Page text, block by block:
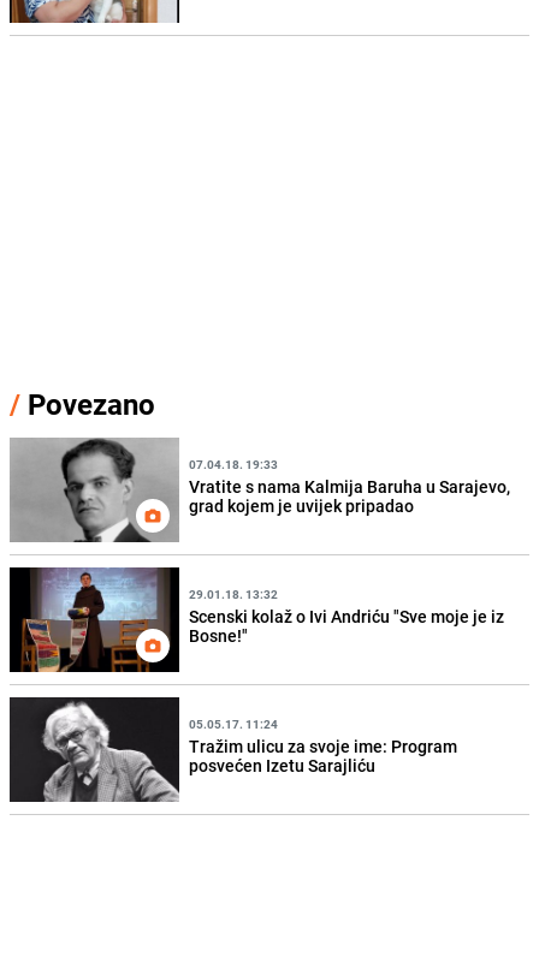
/ Povezano
07.04.18. 19:33
Vratite s nama Kalmija Baruha u Sarajevo,
grad kojem je uvijek pripadao
29.01.18. 13:32
Scenski kolaž o Ivi Andriću "Sve moje je iz
Bosne!"
05.05.17. 11:24
Tražim ulicu za svoje ime: Program
posvećen Izetu Sarajliću